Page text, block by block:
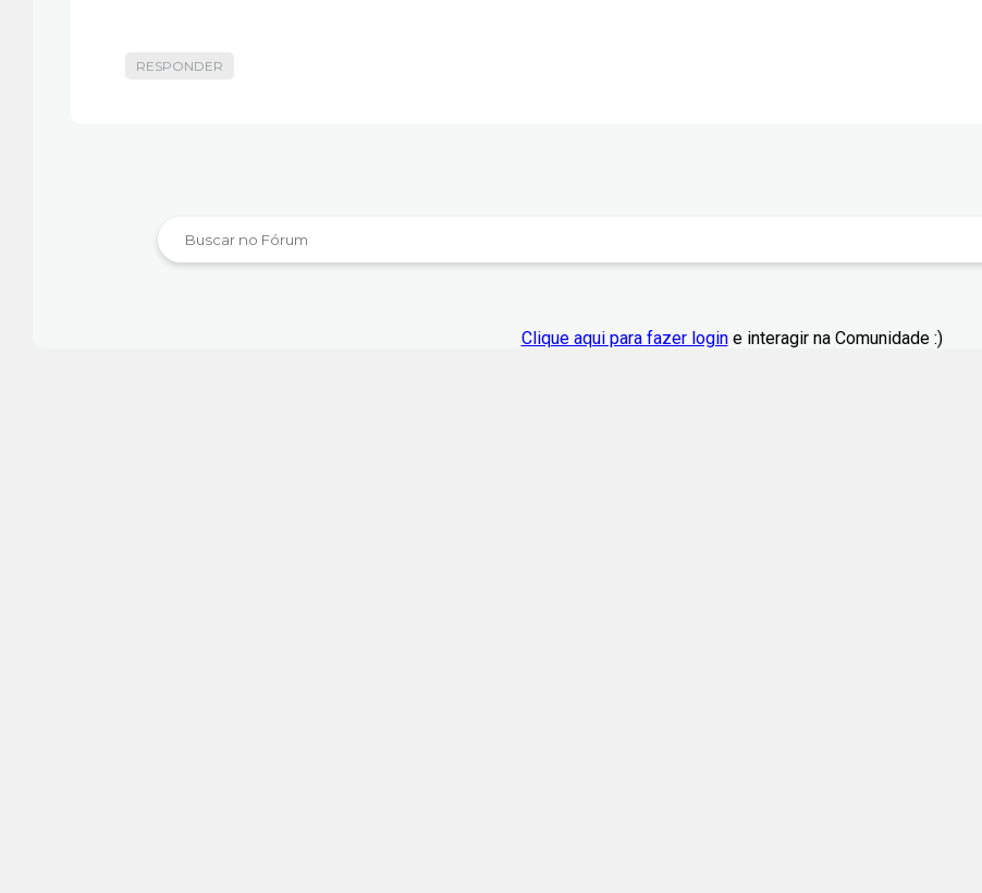
RESPONDER
Clique aqui para fazer logine interagir na Comunidade :)